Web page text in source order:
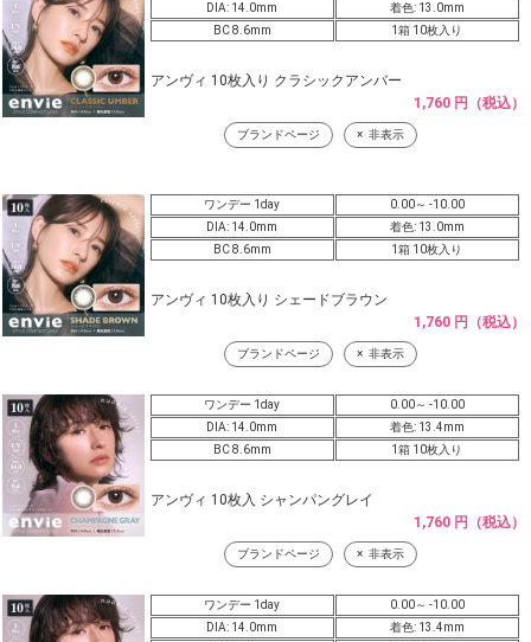
DIA: 14.0mm
着色: 13.0mm
BC 8.6mm
1箱 10枚入り
アンヴィ 10枚入り クラシックアンバー
1,760 円（税込）
ブランドページ 非表示
ワンデー 1day
0.00～ -10.00
DIA: 14.0mm
着色: 13.0mm
BC 8.6mm
1箱 10枚入り
アンヴィ 10枚入り シェードブラウン
1,760 円（税込）
ブランドページ 非表示
ワンデー 1day
0.00～ -10.00
DIA: 14.0mm
着色: 13.4mm
BC 8.6mm
1箱 10枚入り
アンヴィ 10枚入 シャンパングレイ
1,760 円（税込）
ブランドページ 非表示
ワンデー 1day
0.00～ -10.00
DIA: 14.0mm
着色: 13.4mm